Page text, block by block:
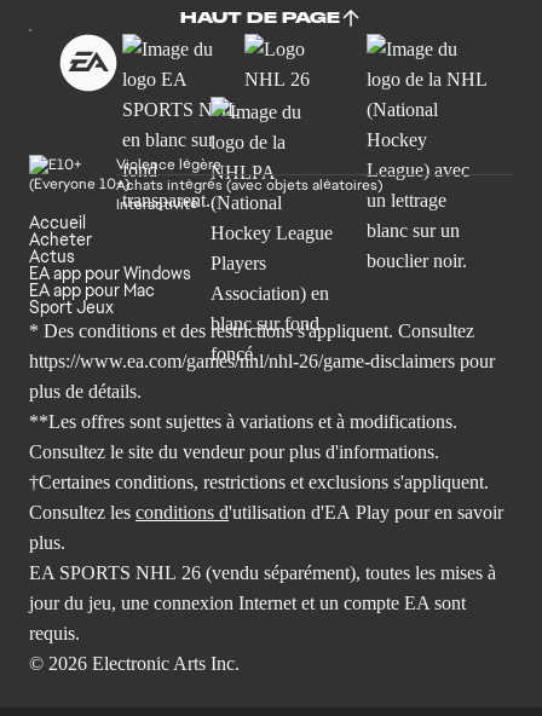
HAUT DE PAGE
Violence légère
Achats intégrés (avec objets aléatoires)
Interactivité
Accueil
Acheter
Actus
EA app pour Windows
EA app pour Mac
Sport Jeux
* Des conditions et des restrictions s'appliquent. Consultez
https://www.ea.com/games/nhl/nhl-26/game-disclaimers pour
plus de détails.
**Les offres sont sujettes à variations et à modifications.
Consultez le site du vendeur pour plus d'informations.
†Certaines conditions, restrictions et exclusions s'appliquent.
Consultez les conditions d'utilisation d'EA Play pour en savoir
plus.
EA SPORTS NHL 26 (vendu séparément), toutes les mises à
jour du jeu, une connexion Internet et un compte EA sont
requis.
© 2026 Electronic Arts Inc.